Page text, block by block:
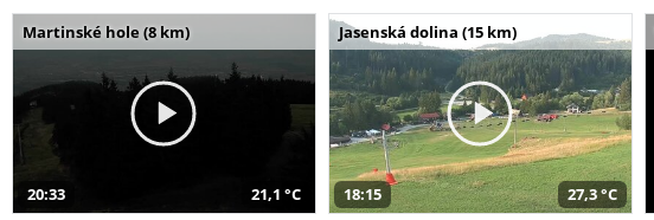
Martinské hole (8 km)
20:33 21,1 °C
Jasenská dolina (15 km)
18:15 27,3 °C